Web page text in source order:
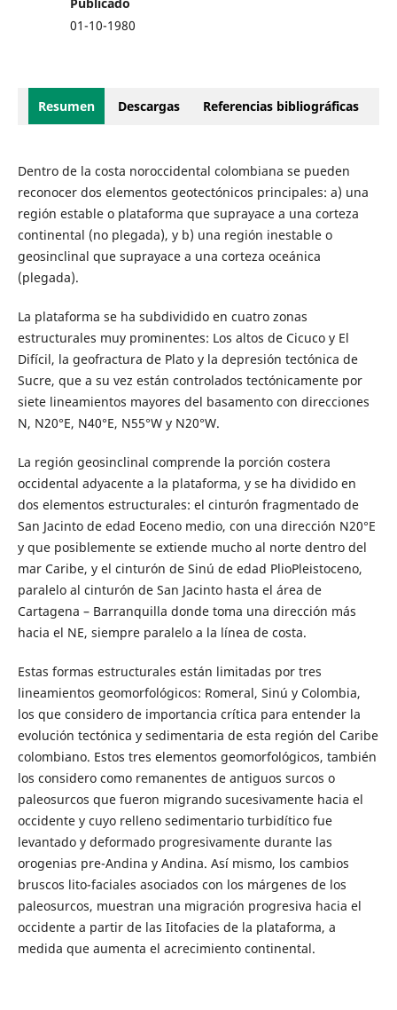
01-10-1980
Resumen Descargas Referencias bibliográficas
Dentro de la costa noroccidental colombiana se pueden
reconocer dos elementos geotectónicos principales: a) una
región estable o plataforma que suprayace a una corteza
continental (no plegada), y b) una región inestable o
geosinclinal que suprayace a una corteza oceánica
(plegada).
La plataforma se ha subdividido en cuatro zonas
estructurales muy prominentes: Los altos de Cicuco y El
Difícil, la geofractura de Plato y la depresión tectónica de
Sucre, que a su vez están controlados tectónicamente por
siete lineamientos mayores del basamento con direcciones
N, N20°E, N40°E, N55°W y N20°W.
La región geosinclinal comprende la porción costera
occidental adyacente a la plataforma, y se ha dividido en
dos elementos estructurales: el cinturón fragmentado de
San Jacinto de edad Eoceno medio, con una dirección N20°E
y que posiblemente se extiende mucho al norte dentro del
mar Caribe, y el cinturón de Sinú de edad PlioPleistoceno,
paralelo al cinturón de San Jacinto hasta el área de
Cartagena – Barranquilla donde toma una dirección más
hacia el NE, siempre paralelo a la línea de costa.
Estas formas estructurales están limitadas por tres
lineamientos geomorfológicos: Romeral, Sinú y Colombia,
los que considero de importancia crítica para entender la
evolución tectónica y sedimentaria de esta región del Caribe
colombiano. Estos tres elementos geomorfológicos, también
los considero como remanentes de antiguos surcos o
paleosurcos que fueron migrando sucesivamente hacia el
occidente y cuyo relleno sedimentario turbidítico fue
levantado y deformado progresivamente durante las
orogenias pre-Andina y Andina. Así mismo, los cambios
bruscos lito-faciales asociados con los márgenes de los
paleosurcos, muestran una migración progresiva hacia el
occidente a partir de las Iitofacies de la plataforma, a
medida que aumenta el acrecimiento continental.